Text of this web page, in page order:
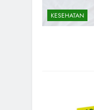
KESEHATAN